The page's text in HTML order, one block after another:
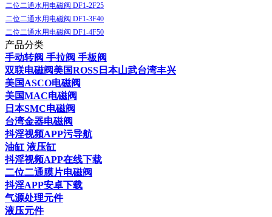
二位二通水用电磁阀 DF1-2F25
二位二通水用电磁阀 DF1-3F40
二位二通水用电磁阀 DF1-4F50
产品分类
手动转阀 手拉阀 手板阀
双联电磁阀美国ROSS日本山武台湾丰兴
美国ASCO电磁阀
美国MAC电磁阀
日本SMC电磁阀
台湾金器电磁阀
抖淫视频APP污导航
油缸 液压缸
抖淫视频APP在线下载
二位二通膜片电磁阀
抖淫APP安卓下载
气源处理元件
液压元件